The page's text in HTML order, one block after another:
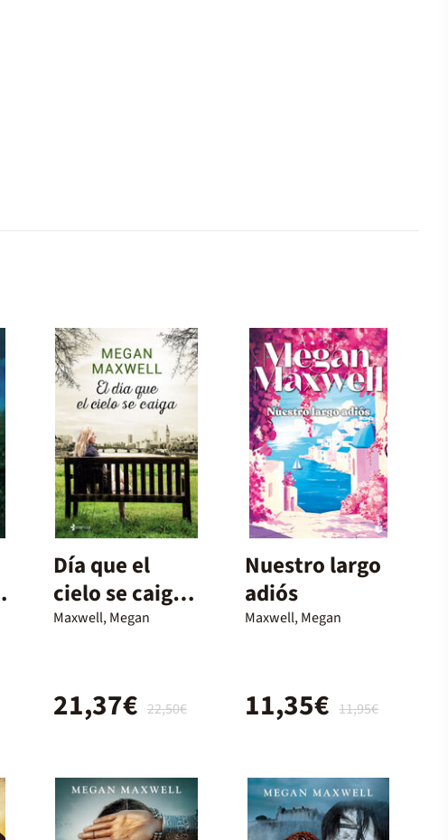
Día que el
cielo se caiga
+ colgante
Maxwell, Megan
22,50€
21,37€
Nuestro largo
adiós
Maxwell, Megan
11,95€
11,35€